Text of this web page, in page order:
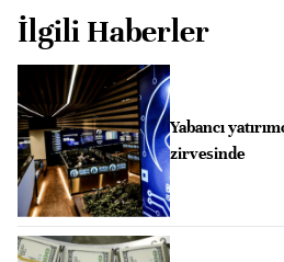
İlgili Haberler
Yabancı
zirvesinde